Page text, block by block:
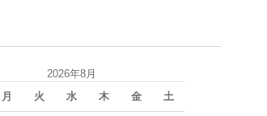
2026年8月
月 火 水 木 金 土